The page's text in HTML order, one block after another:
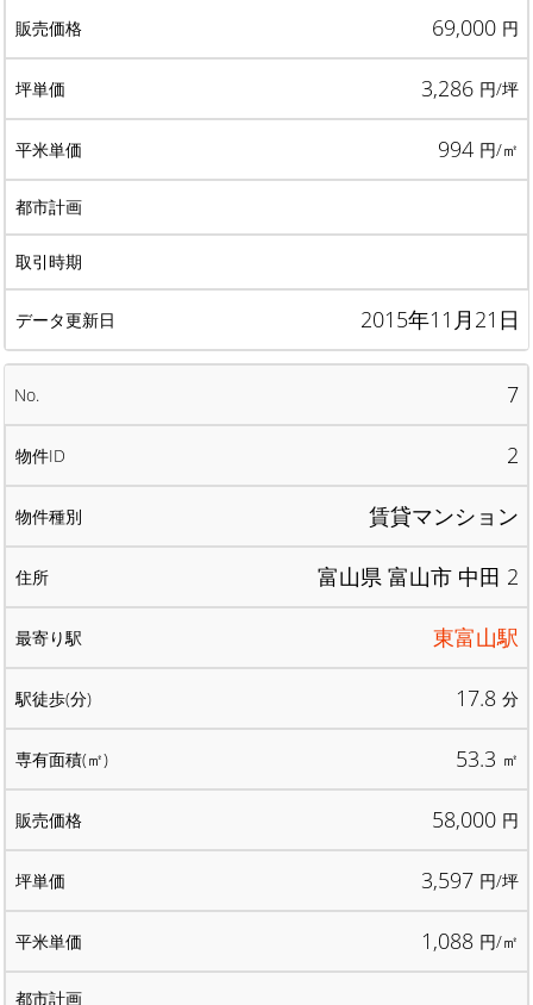
69,000 円
3,286 円/坪
994 円/㎡
2015年11月21日
7
2
賃貸マンション
富山県 富山市 中田 2
東富山駅
17.8 分
53.3 ㎡
58,000 円
3,597 円/坪
1,088 円/㎡